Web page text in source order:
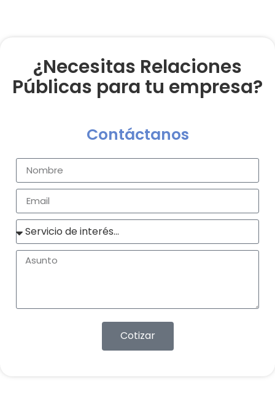
¿Necesitas Relaciones
Públicas para tu empresa?
Contáctanos
Cotizar